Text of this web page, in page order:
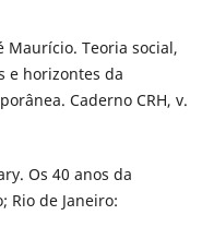
Maurício. Teoria social,
e horizontes da
Caderno CRH, v.
Os 40 anos da
Rio de Janeiro: